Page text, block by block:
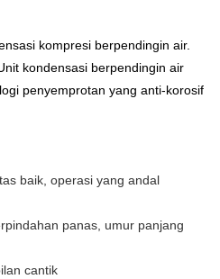
kompresi berpendingin air.
kondensasi berpendingin air
penyemprotan yang anti-korosif
baik, operasi yang andal
panas, umur panjang
cantik